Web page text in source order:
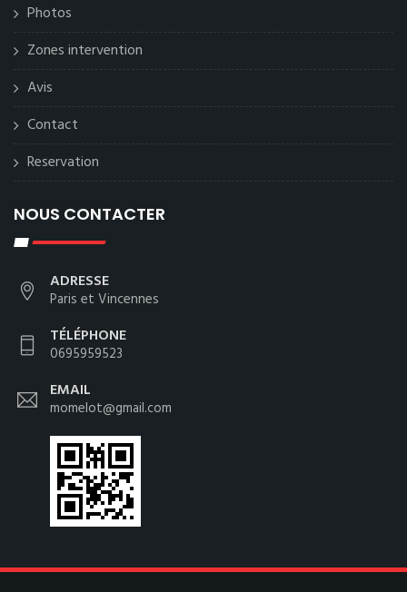
Photos
Zones intervention
Avis
Contact
Reservation
NOUS CONTACTER
ADRESSE
Paris et Vincennes
TÉLÉPHONE
0695959523
EMAIL
momelot@gmail.com